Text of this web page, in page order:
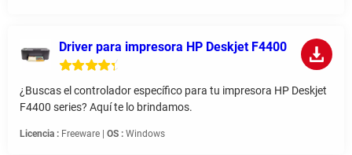
Driver para impresora HP Deskjet F4400
¿Buscas el controlador específico para tu impresora HP Deskjet
F4400 series? Aquí te lo brindamos.
Licencia : Freeware | OS : Windows